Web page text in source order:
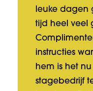
leuke dagen
tijd heel veel
instructies
hem is het
stagebedrijf